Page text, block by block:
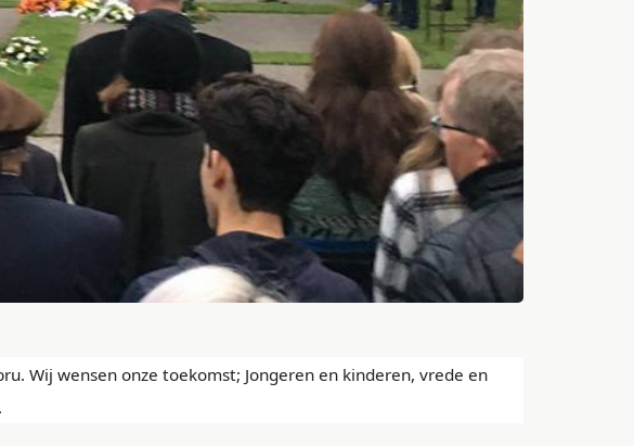
Wij wensen onze toekomst; Jongeren en kinderen, vrede en